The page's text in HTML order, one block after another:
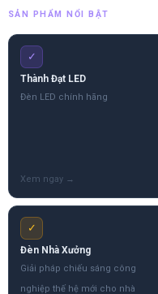
SẢN PHẨM NỔI BẬT
✓
Thành Đạt LED
Đèn LED chính hãng
✓
Đèn Nhà Xưởng
Giải pháp chiếu sáng công
nghiệp thế hệ mới cho nhà